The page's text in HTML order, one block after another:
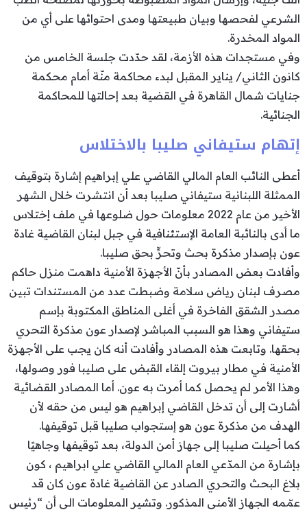
الشرعي لفحصها وبيان طبيعتها ومدى احتوائها على أي من
المواد المخدرة.
وفي مستجدات هذه الأزمة، لقد حدّدت جلسة الخامس من
كانون الثاني/ يناير المقبل لبدء محاكمة منّة أمام محكمة
جنايات شمال القاهرة في القضية بعد إحالتها للمحاكمة
الجنائية.
إتهام ستيفاني صليبا بالاختلاس
أعطى النائب العام المالي القاضي علي إبراهيم إشارة بتوقيف
الممثلة اللبنانية ستيفاني صليبا بعد أن انتشرت خلال الشهر
الأخير من عام 2022 معلومات حول ضلوعها في ملف إختلاس
ما أدى بالنائبة العامة الإستئنافية في جبل لبنان القاضية غادة
عون بإصدار مذكرة بحث وتحرٍّ بحق صليبا.
وأفادت بعض المصادر بأنّ الأجهزة الأمنية داهمت منزل حاكم
مصرف لبنان رياض سلامة وضبطت عدد من المستندات تبين
مصدر الشقق الفاخرة في أغلى المناطق المكتوبة بإسم
ستيفاني وهذا هو السبب المباشر لإصدار عون مذكرة التحري
بحقها. وتابعت هذه المصادر وأفادت أنه كان يجب على الأجهزة
الأمنية في مطار بيروت إلقاء القبض على صليبا فور وصولها،
وهذا الأمر لم يحصل كما أمرت به عون. أما المصادر القضائية
أشارت إلى أن تدخل القاضي إبراهيم هو ليس من حقه لأن
الهدف من مذكرة عون هو إستجواب صليبا قبل توقيفها.
كما أحيلت صليبا إلى جهاز أمن الدولة، بعد توقيفها وجاهيًا
بإشارة من المدّعي العام المالي القاضي علي ابراهيم ، كون
بلاغ البحث والتحري الصادر عن القاضية غادة عون كان قد
عمّمه الجهاز الأمني المذكور. وتشير المعلومات الى أن “رئيس